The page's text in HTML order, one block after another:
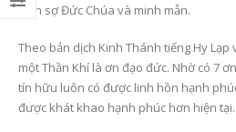
kính sợ Đức Chúa và minh mẫn.
Theo bản dịch Kinh Thánh tiếng Hy Lạp
một Thần Khí là ơn đạo đức. Nhờ có 7
tín hữu luôn có được linh hồn hạnh
được khát khao hạnh phúc hơn hiện tại.
Nguồn Sống Đức Tin Và
Sức Mạnh Gắn Kết Gia
Đình Công Giáo(P1)